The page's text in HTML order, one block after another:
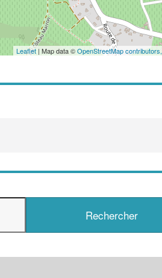
Leaflet | Map data ©OpenStreetMap contributors,